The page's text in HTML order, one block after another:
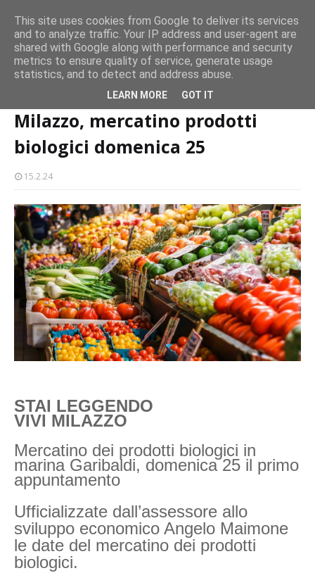
CASTELLO-MILAZZO
Milazzo 28ª Sagra del Pesce a Vaccarella: il programma
EVENTI
Milazzo, mercatino prodotti biologici domenica 25
Milazzo, mercatino prodotti
biologici domenica 25
15.2.24
STAI LEGGENDO
VIVI MILAZZO
Mercatino dei prodotti biologici in
marina Garibaldi, domenica 25 il primo
appuntamento
Ufficializzate dall’assessore allo
sviluppo economico Angelo Maimone
le date del mercatino dei prodotti
biologici.
This site uses cookies from Google to deliver its services
and to analyze traffic. Your IP address and user-agent are
shared with Google along with performance and security
metrics to ensure quality of service, generate usage
statistics, and to detect and address abuse.
LEARN MORE GOT IT